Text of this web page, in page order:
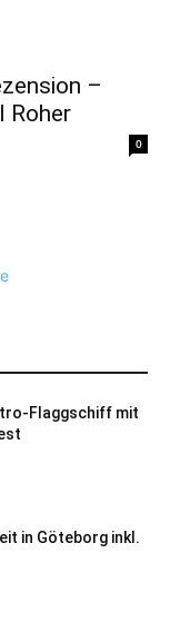
–
Roher
0
Flaggschiff mit
in Göteborg inkl.